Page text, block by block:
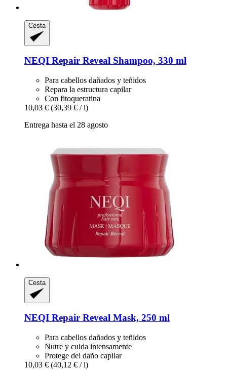
Cesta
NEQI Repair Reveal Shampoo, 330 ml
Para cabellos dañados y teñidos
Repara la estructura capilar
Con fitoqueratina
10,03 € (30,39 € / l)
Entrega hasta el 28 agosto
Cesta
NEQI Repair Reveal Mask, 250 ml
Para cabellos dañados y teñidos
Nutre y cuida intensamente
Protege del daño capilar
10,03 € (40,12 € / l)